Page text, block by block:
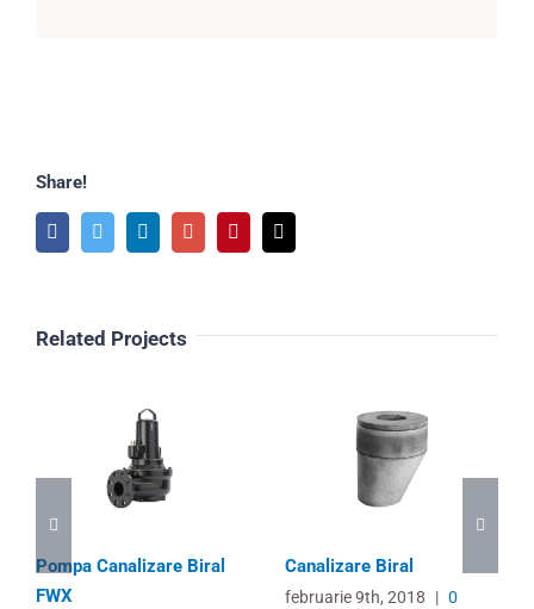
Share!
FacebookTwitter LinkedinGoogle+Pinterest
Related Projects
Pompa Canalizare Biral
FWX
Canalizare Biral
februarie 9th, 2018 | 0